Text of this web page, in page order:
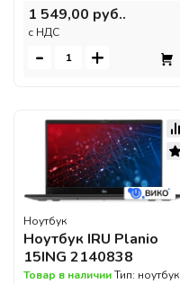
1 549,00 руб..
c НДС
- +
Ноутбук
Ноутбук IRU Planio
15ING 2140838
Товар в наличииТип: ноутбук